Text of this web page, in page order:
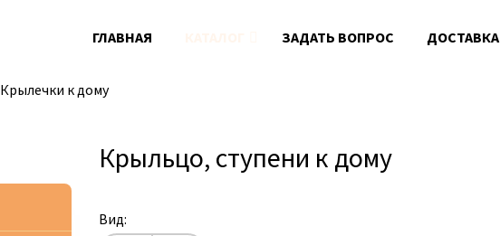
ГЛАВНАЯ ЗАДАТЬ ВОПРОС ДОСТАВКА
Крылечки к дому
Крыльцо, ступени к дому
Вид: